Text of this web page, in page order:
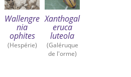
Wallengre
nia
ophites
(Hespérie)
Xanthogal
eruca
luteola
(Galéruque
de l'orme)